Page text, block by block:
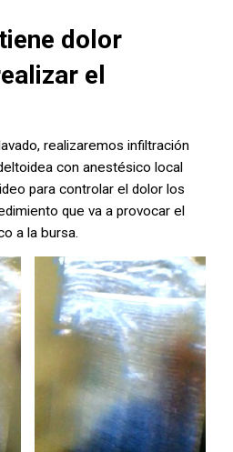
dolor
el
realizaremos infiltración
con anestésico local
para controlar el dolor los
que va a provocar el
a la bursa.